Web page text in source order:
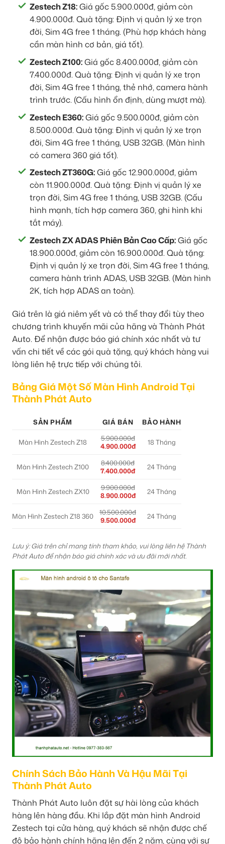
Zestech Z18:Giá gốc 5.900.000đ, giảm còn
4.900.000đ. Quà tặng: Định vị quản lý xe trọn
đời, Sim 4G free 1 tháng. (Phù hợp khách hàng
cần màn hình cơ bản, giá tốt).
Zestech Z100:Giá gốc 8.400.000đ, giảm còn
7.400.000đ. Quà tặng: Định vị quản lý xe trọn
đời, Sim 4G free 1 tháng, thẻ nhớ, camera hành
trình trước. (Cấu hình ổn định, dùng mượt mà).
Zestech E360:Giá gốc 9.500.000đ, giảm còn
8.500.000đ. Quà tặng: Định vị quản lý xe trọn
đời, Sim 4G free 1 tháng, USB 32GB. (Màn hình
có camera 360 giá tốt).
Zestech ZT360G:Giá gốc 12.900.000đ, giảm
còn 11.900.000đ. Quà tặng: Định vị quản lý xe
trọn đời, Sim 4G free 1 tháng, USB 32GB. (Cấu
hình mạnh, tích hợp camera 360, ghi hình khi
tắt máy).
Zestech ZX ADAS Phiên Bản Cao Cấp:Giá gốc
18.900.000đ, giảm còn 16.900.000đ. Quà tặng:
Định vị quản lý xe trọn đời, Sim 4G free 1 tháng,
camera hành trình ADAS, USB 32GB. (Màn hình
2K, tích hợp ADAS an toàn).
Giá trên là giá niêm yết và có thể thay đổi tùy theo
chương trình khuyến mãi của hãng và Thành Phát
Auto. Để nhận được báo giá chính xác nhất và tư
vấn chi tiết về các gói quà tặng, quý khách hàng vui
lòng liên hệ trực tiếp với chúng tôi.
Bảng Giá Một Số Màn Hình Android Tại
Thành Phát Auto
SẢN PHẨM GIÁ BÁN BẢO HÀNH
Màn Hình Zestech Z18
5.900.000đ
4.900.000đ
18 Tháng
Màn Hình Zestech Z100
8.400.000đ
7.400.000đ
24 Tháng
Màn Hình Zestech ZX10
9.900.000đ
8.900.000đ
24 Tháng
Màn Hình Zestech Z18 360
10.500.000đ
9.500.000đ
24 Tháng
Lưu ý: Giá trên chỉ mang tính tham khảo, vui lòng liên hệ Thành
Phát Auto để nhận báo giá chính xác và ưu đãi mới nhất.
Chính Sách Bảo Hành Và Hậu Mãi Tại
Thành Phát Auto
Thành Phát Auto luôn đặt sự hài lòng của khách
hàng lên hàng đầu. Khi lắp đặt màn hình Android
Zestech tại cửa hàng, quý khách sẽ nhận được chế
độ bảo hành chính hãng lên đến 2 năm, cùng với sự